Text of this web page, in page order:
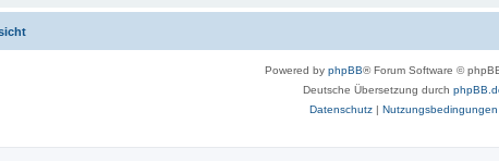
Powered by phpBB® Forum Software ©
Deutsche Übersetzung durch
Datenschutz| Nutzungsbedingungen